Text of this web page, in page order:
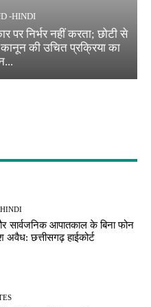
-HINDI
पर निर्भर नहीं करता; छोटी से
की उचित प्रक्रिया का
सार्वजनिक आपातकाल के बिना फोन
छत्तीसगढ़ हाईकोर्ट